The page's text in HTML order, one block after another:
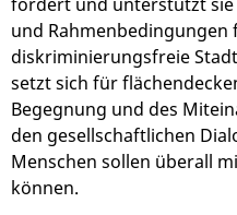
fördert und unterstützt
und
diskriminierungsfreie
setzt sich für
Begegnung und des
den gesellschaftlichen
Menschen sollen überall
können.